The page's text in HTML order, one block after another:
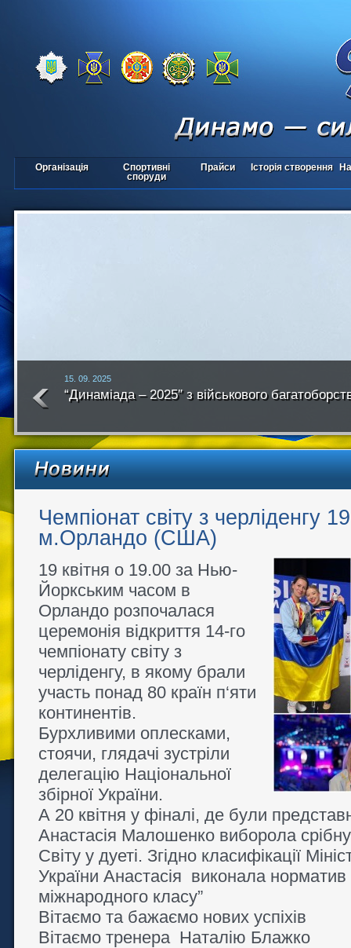
Організація
Спортивні
споруди
Прайси Історія створення
15. 09. 2025
“Динаміада – 2025″ з військового
року
Чемпіонат світу з черліденгу
м.Орландо (США)
19 квітня о 19.00 за Нью-
Йоркським часом в
Орландо розпочалася
церемонія відкриття 14-го
чемпіонату світу з
черліденгу, в якому брали
участь понад 80 країн п‘яти
континентів.
Бурхливими оплесками,
стоячи, глядачі зустріли
делегацію Національної
збірної України.
А 20 квітня у фіналі, де були
Анастасія Малошенко виборола
Світу у дуеті. Згідно класифікації
України Анастасія виконала
міжнародного класу”
Вітаємо та бажаємо нових успіхів
Вітаємо тренера Наталію Блажко